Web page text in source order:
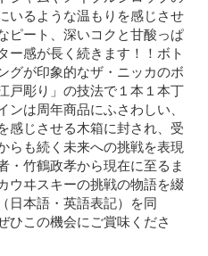
いるような温もりを感じさせ
ピート、深いコクと甘酸っぱ
ー感が長く続きます！！ボト
グが印象的なザ・ニッカのボ
戸彫り」の技法で１本１本丁
は周年商品にふさわしい、
感じさせる木箱に封され、受
らも続く未来への挑戦を表現
・竹鶴政孝から現在に至るま
ウヰスキーの挑戦の物語を綴
日本語・英語表記）を同
ひこの機会にご賞味くださ